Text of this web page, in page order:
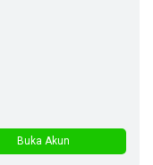
Buka Akun